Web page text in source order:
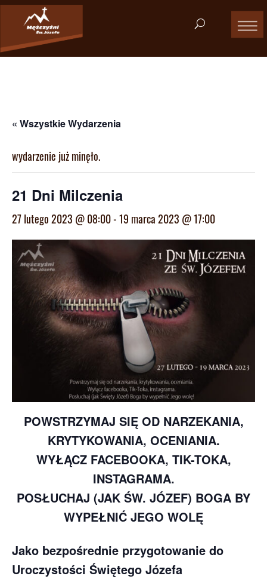
« Wszystkie Wydarzenia
wydarzenie już minęło.
21 Dni Milczenia
27 lutego 2023 @ 08:00-19 marca 2023 @ 17:00
POWSTRZYMAJ SIĘ OD NARZEKANIA,
KRYTYKOWANIA, OCENIANIA.
WYŁĄCZ FACEBOOKA, TIK-TOKA,
INSTAGRAMA.
POSŁUCHAJ (JAK ŚW. JÓZEF) BOGA BY
WYPEŁNIĆ JEGO WOLĘ
Jako bezpośrednie przygotowanie do
Uroczystości Świętego Józefa